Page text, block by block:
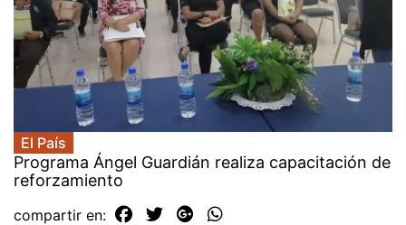
El País
Programa Ángel Guardián realiza capacitación de
reforzamiento
compartir en: